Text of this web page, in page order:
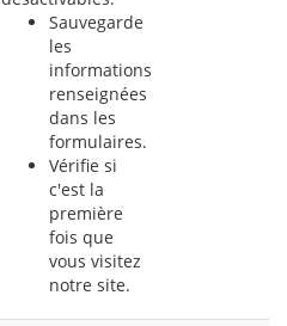
Sauvegarde
les
informations
renseignées
dans les
formulaires.
Vérifie si
c'est la
première
fois que
vous visitez
notre site.